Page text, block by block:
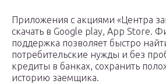
Приложения с акциями «Центра
скачать в Google play, App Store.
поддержка позволяет быстро
потребительские нужды и без
кредиты в банках, сохранить
историю заемщика.